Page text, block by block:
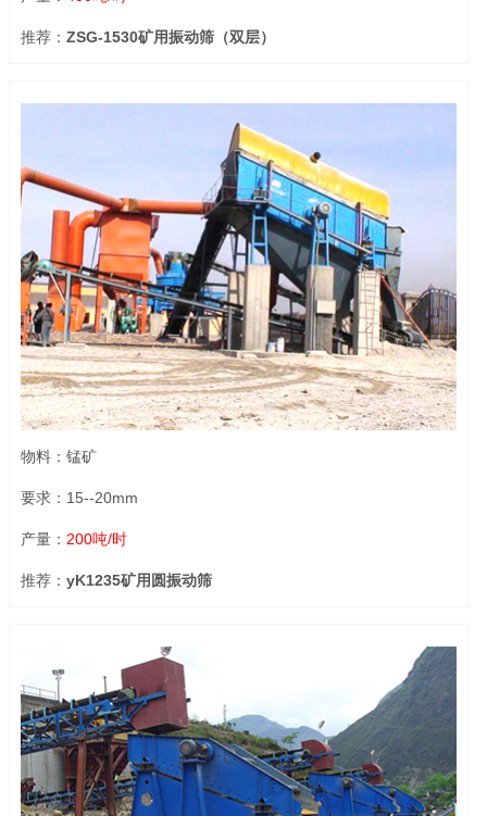
推荐：ZSG-1530矿用振动筛（双层）
物料：锰矿
要求：15--20mm
产量： 200吨/时
推荐：yK1235矿用圆振动筛